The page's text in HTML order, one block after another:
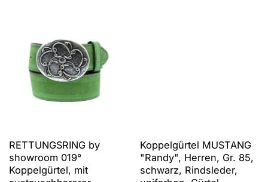
RETTUNGSRING by
showroom 019°
Koppelgürtel, mit
Koppelgürtel MUSTANG
"Randy", Herren, Gr. 85,
schwarz, Rindsleder,